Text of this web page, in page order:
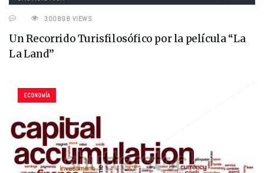
300898 VIEWS
Un Recorrido Turisfilosófico por la película “La
La Land”
ECONOMÍA